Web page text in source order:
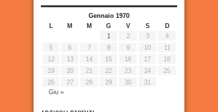
Gennaio 1970
L
M M G V S
D
1
2 3
4
5
6 7 8 9 10
11
12
13 14 15 16 17
18
19
20 21 22 23 24
25
26
27 28 29 30
31
Giu »